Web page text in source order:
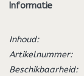
Informatie
Inhoud:
Artikelnummer:
Beschikbaarheid: